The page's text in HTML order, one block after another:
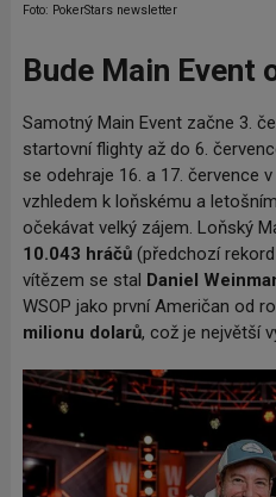
Foto: PokerStars newsletter
Bude Main Event
Samotný Main Event začne 3.
startovní flighty až do 6.
se odehraje 16. a 17. července
vzhledem k loňskému a
očekávat velký zájem. Loňský
10.043 hráčů (předchozí
vítězem se stal Daniel
WSOP jako první Američan od
milionu dolarů, což je největší